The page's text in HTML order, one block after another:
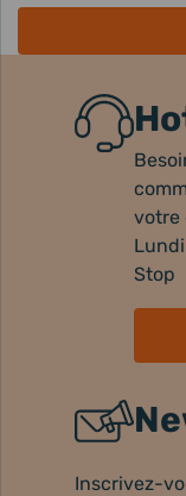
votre
Stop
Inscrivez-